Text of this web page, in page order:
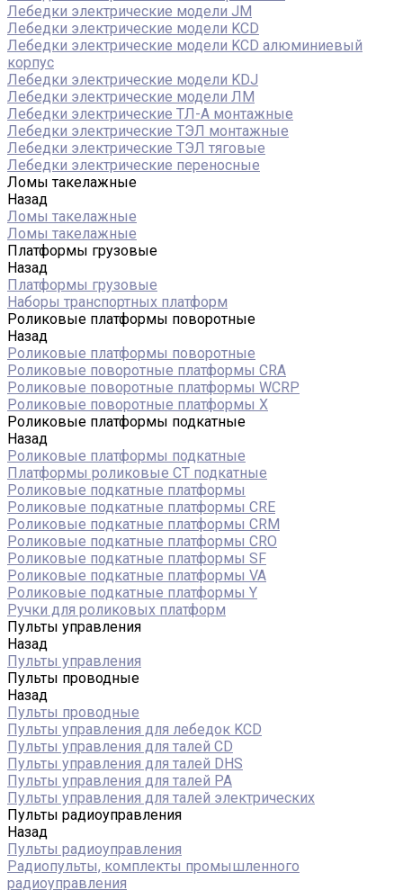
Лебедки электрические модели JM
Лебедки электрические модели KCD
Лебедки электрические модели KCD алюминиевый
корпус
Лебедки электрические модели KDJ
Лебедки электрические модели ЛМ
Лебедки электрические ТЛ-А монтажные
Лебедки электрические ТЭЛ монтажные
Лебедки электрические ТЭЛ тяговые
Лебедки электрические переносные
Ломы такелажные
Назад
Ломы такелажные
Ломы такелажные
Платформы грузовые
Назад
Платформы грузовые
Наборы транспортных платформ
Роликовые платформы поворотные
Назад
Роликовые платформы поворотные
Роликовые поворотные платформы CRA
Роликовые поворотные платформы WCRP
Роликовые поворотные платформы X
Роликовые платформы подкатные
Назад
Роликовые платформы подкатные
Платформы роликовые СТ подкатные
Роликовые подкатные платформы
Роликовые подкатные платформы CRE
Роликовые подкатные платформы CRM
Роликовые подкатные платформы CRO
Роликовые подкатные платформы SF
Роликовые подкатные платформы VA
Роликовые подкатные платформы Y
Ручки для роликовых платформ
Пульты управления
Назад
Пульты управления
Пульты проводные
Назад
Пульты проводные
Пульты управления для лебедок KCD
Пульты управления для талей CD
Пульты управления для талей DHS
Пульты управления для талей РА
Пульты управления для талей электрических
Пульты радиоуправления
Назад
Пульты радиоуправления
Радиопульты, комплекты промышленного
радиоуправления